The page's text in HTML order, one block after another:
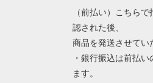
（前払い）こちら
認された後、
商品を発送させてい
・銀行振込は前払
ます。